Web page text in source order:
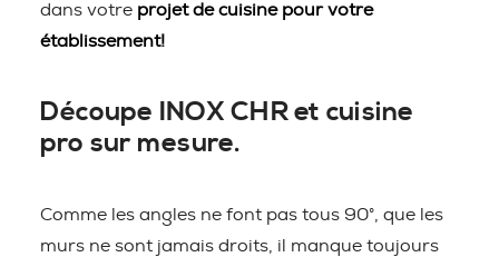
dans votre projet de cuisine pour votre
établissement!
Découpe INOX CHR et cuisine
pro sur mesure.
Comme les angles ne font pas tous 90°, que les
murs ne sont jamais droits, il manque toujours